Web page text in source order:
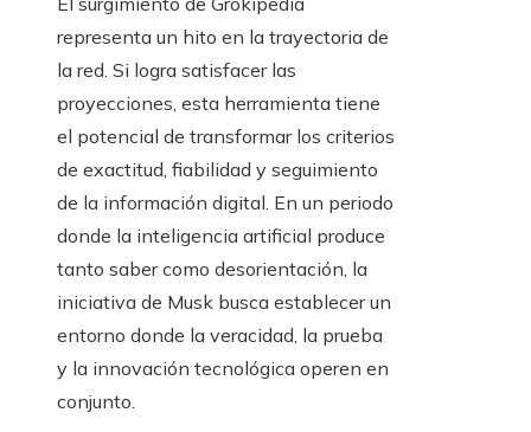
representa un hito en la trayectoria de
la red. Si logra satisfacer las
proyecciones, esta herramienta tiene
el potencial de transformar los criterios
de exactitud, fiabilidad y seguimiento
de la información digital. En un periodo
donde la inteligencia artificial produce
tanto saber como desorientación, la
iniciativa de Musk busca establecer un
entorno donde la veracidad, la prueba
y la innovación tecnológica operen en
conjunto.